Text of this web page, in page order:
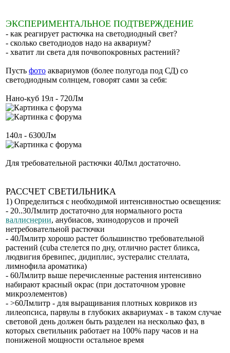
ЭКСПЕРИМЕНТАЛЬНОЕ ПОДТВЕРЖДЕНИЕ
- как реагирует растючка на светодиодный свет?
- сколько светодиодов надо на аквариум?
- хватит ли света для почвопокровных растений?
Пусть фото аквариумов (более полугода под СД) со
светодиодным солнцем, говорят сами за себя:
Нано-куб 19л - 720Лм
140л - 6300Лм
Для требовательной растючки 40Лмл достаточно.
РАССЧЕТ СВЕТИЛЬНИКА
1) Определиться с необходимой интенсивностью освещения:
- 20..30Лмлитр достаточно для нормального роста
валлиснерии, анубиасов, эхинодорусов и прочей
нетребовательной растючки
- 40Лмлитр хорошо растет большинство требовательной
растений (cuba стелется по дну, отлично растет бликса,
людвигия бревипес, дидиплис, эустералис стеллата,
лимнофила ароматика)
- 60Лмлитр выше перечисленные растения интенсивно
набирают красный окрас (при достаточном уровне
микроэлементов)
- >60Лмлитр - для выращивания плотных ковриков из
лилеопсиса, парвулы в глубоких аквариумах - в таком случае
световой день должен быть разделен на несколько фаз, в
которых светильник работает на 100% пару часов и на
пониженой мощности остальное время